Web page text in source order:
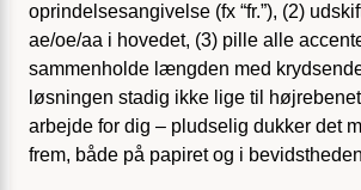
oprindelses­angivelse (fx “fr.”), (2)
ae/oe/aa i hovedet, (3) pille alle
sammenholde længden med
løsningen stadig ikke lige til
arbejde for dig – pludselig dukker det
frem, både på papiret og i